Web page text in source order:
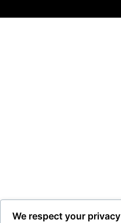
We respect your privacy